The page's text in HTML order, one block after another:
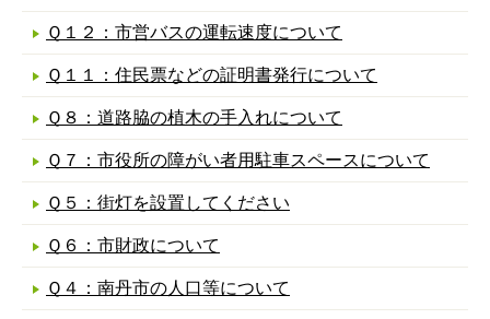
Ｑ１２：市営バスの運転速度について
Ｑ１１：住民票などの証明書発行について
Ｑ８：道路脇の植木の手入れについて
Ｑ７：市役所の障がい者用駐車スペースについて
Ｑ５：街灯を設置してください
Ｑ６：市財政について
Ｑ４：南丹市の人口等について